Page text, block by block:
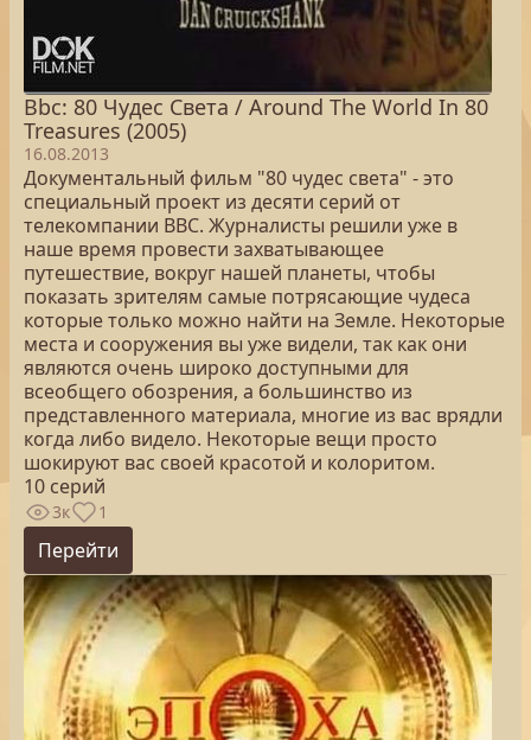
Bbc: 80 Чудес Света / Around The World In 80
Treasures (2005)
16.08.2013
Документальный фильм "80 чудес света" - это
специальный проект из десяти серий от
телекомпании ВВС. Журналисты решили уже в
наше время провести захватывающее
путешествие, вокруг нашей планеты, чтобы
показать зрителям самые потрясающие чудеса
которые только можно найти на Земле. Некоторые
места и сооружения вы уже видели, так как они
являются очень широко доступными для
всеобщего обозрения, а большинство из
представленного материала, многие из вас врядли
когда либо видело. Некоторые вещи просто
шокируют вас своей красотой и колоритом.
10 серий
3к 1
Перейти